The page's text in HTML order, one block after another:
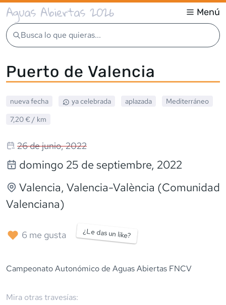
Aguas Abiertas 2026 Menú
Busca lo que quieras...
Puerto de Valencia
nueva fecha ya celebrada aplazada
Mediterráneo
7,20 € / km
26 de junio, 2022
domingo 25 de septiembre, 2022
Valencia, Valencia-València (Comunidad
Valenciana)
6 me gusta ¿Le das un like?
Campeonato Autonómico de Aguas Abiertas FNCV
Mira otras travesías: